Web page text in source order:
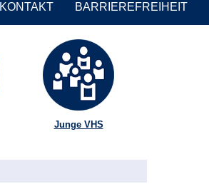
KONTAKT BARRIEREFREIHEIT
Junge VHS